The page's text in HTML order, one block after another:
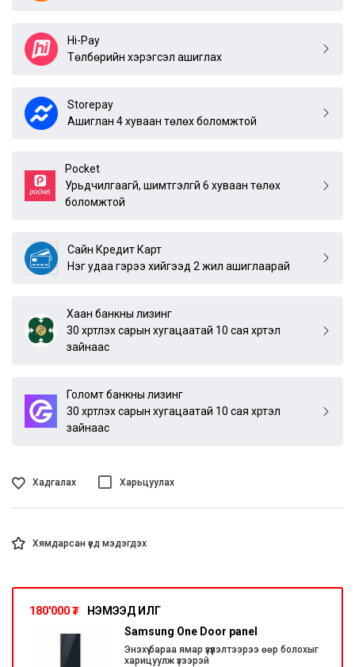
Hi-Pay
Төлбөрийн хэрэгсэл ашиглах
Storepay
Ашиглан 4 хуваан төлөх боломжтой
Pocket
Урьдчилгаагүй, шимтгэлгүй 6 хуваан төлөх
боломжтой
Сайн Кредит Карт
Нэг удаа гэрээ хийгээд 2 жил ашиглаарай
Хаан банкны лизинг
30 хүртлэх сарын хугацаатай 10 сая хүртэл
зайнаас
Голомт банкны лизинг
30 хүртлэх сарын хугацаатай 10 сая хүртэл
зайнаас
Хадгалах Харьцуулах
Хямдарсан үед мэдэгдэх
180'000₮
НЭМЭЭД ИЛҮҮГ
Samsung One Door panel
Энэхүү бараа ямар үзүүлэлтээрээ өөр болохыг
харицуулж үзээрэй